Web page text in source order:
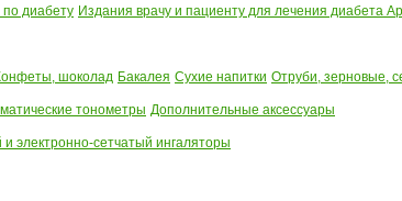
диабету Издания врачу и пациенту для лечения диабета
шоколад Бакалея Сухие напитки Отруби, зерновые,
тонометры Дополнительные аксессуары
и электронно-сетчатый ингаляторы